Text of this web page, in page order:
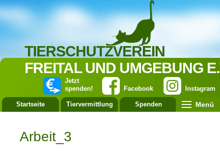
TIERSCHUTZVEREIN
FREITAL UND UMGEBUNG
Instagram
Facebook
Jetzt
spenden!
Startseite Tiervermittlung Spenden Menü
Arbeit_3